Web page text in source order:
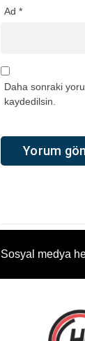
Ad *
Daha sonraki
kaydedilsin.
Sosyal medya